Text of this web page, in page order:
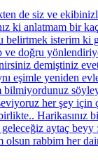
de siz ve
ki anlatmam bir
belirtmek isterim ki
ve doğru
demiştiniz evet
eşimle yeniden
bilmiyordunuz
her şey için
Harikasınız
aytaç
olsun rabbim her